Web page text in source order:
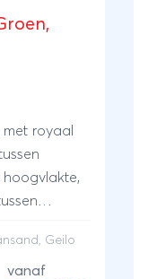
royaal
hoogvlakte,
Geilo
vanaf